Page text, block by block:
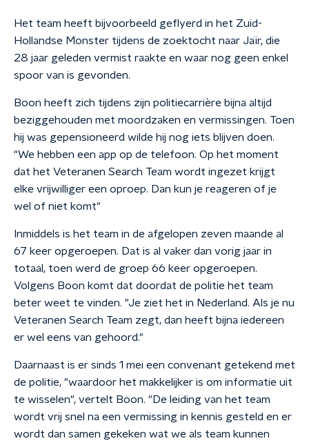
Het team heeft bijvoorbeeld geflyerd in het Zuid-
Hollandse Monster tijdens de zoektocht naar Jaïr, die
28 jaar geleden vermist raakte en waar nog geen enkel
spoor van is gevonden.
Boon heeft zich tijdens zijn politiecarrière bijna altijd
beziggehouden met moordzaken en vermissingen. Toen
hij was gepensioneerd wilde hij nog iets blijven doen.
"We hebben een app op de telefoon. Op het moment
dat het Veteranen Search Team wordt ingezet krijgt
elke vrijwilliger een oproep. Dan kun je reageren of je
wel of niet komt"
Inmiddels is het team in de afgelopen zeven maande al
67 keer opgeroepen. Dat is al vaker dan vorig jaar in
totaal, toen werd de groep 66 keer opgeroepen.
Volgens Boon komt dat doordat de politie het team
beter weet te vinden. "Je ziet het in Nederland. Als je nu
Veteranen Search Team zegt, dan heeft bijna iedereen
er wel eens van gehoord."
Daarnaast is er sinds 1 mei een convenant getekend met
de politie, "waardoor het makkelijker is om informatie uit
te wisselen", vertelt Boon. "De leiding van het team
wordt vrij snel na een vermissing in kennis gesteld en er
wordt dan samen gekeken wat we als team kunnen